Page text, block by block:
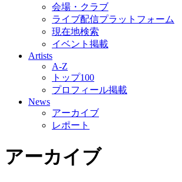
会場・クラブ
ライブ配信プラットフォーム
現在地検索
イベント掲載
Artists
A-Z
トップ100
プロフィール掲載
News
アーカイブ
レポート
アーカイブ